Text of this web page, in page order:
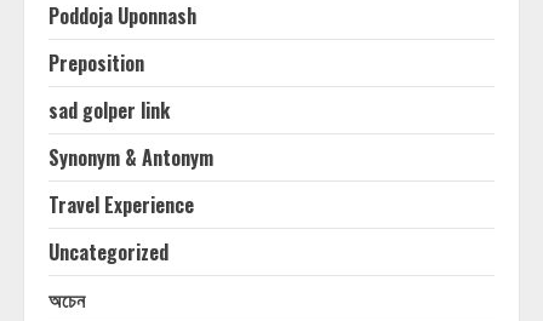
Poddoja Uponnash
Preposition
sad golper link
Synonym & Antonym
Travel Experience
Uncategorized
অচেন